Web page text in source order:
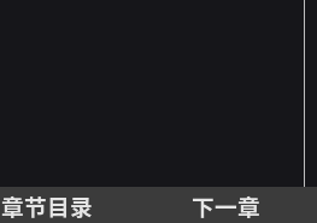
章节目录 下一章